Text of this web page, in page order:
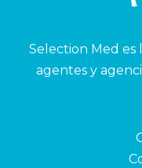
Selection Med es
agentes y